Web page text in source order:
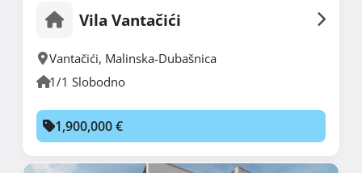
Vila Vantačići
Vantačići, Malinska-Dubašnica
1/1 Slobodno
1,900,000 €